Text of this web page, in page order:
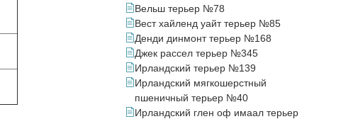
Вельш терьер №78
Вест хайленд уайт терьер №85
Денди динмонт терьер №168
Джек рассел терьер №345
Ирландский терьер №139
Ирландский мягкошерстный
пшеничный терьер №40
Ирландский глен оф имаал терьер